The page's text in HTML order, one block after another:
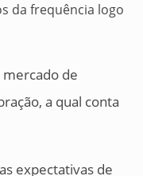
da frequência logo
mercado de
a qual conta
expectativas de